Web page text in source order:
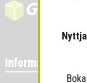
Information